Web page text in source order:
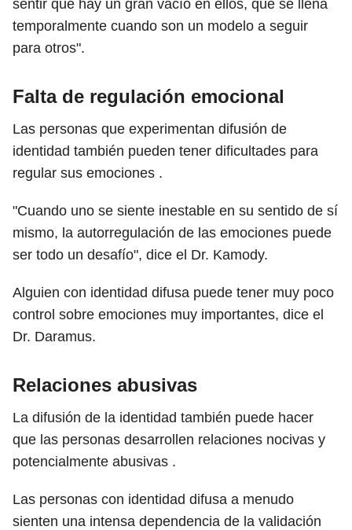
sentir que hay un gran vacío en ellos, que se llena
temporalmente cuando son un modelo a seguir
para otros".
Falta de regulación emocional
Las personas que experimentan difusión de
identidad también pueden tener dificultades para
regular sus emociones .
"Cuando uno se siente inestable en su sentido de sí
mismo, la autorregulación de las emociones puede
ser todo un desafío", dice el Dr. Kamody.
Alguien con identidad difusa puede tener muy poco
control sobre emociones muy importantes, dice el
Dr. Daramus.
Relaciones abusivas
La difusión de la identidad también puede hacer
que las personas desarrollen relaciones nocivas y
potencialmente abusivas .
Las personas con identidad difusa a menudo
sienten una intensa dependencia de la validación